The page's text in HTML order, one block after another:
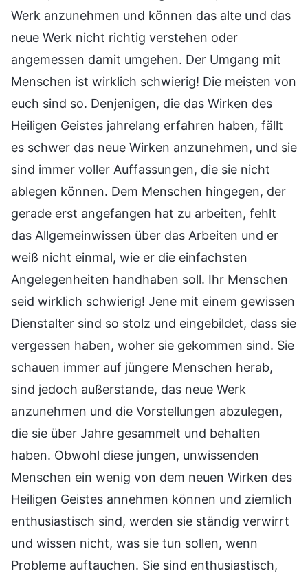
Werk anzunehmen und können das alte und das
neue Werk nicht richtig verstehen oder
angemessen damit umgehen. Der Umgang mit
Menschen ist wirklich schwierig! Die meisten von
euch sind so. Denjenigen, die das Wirken des
Heiligen Geistes jahrelang erfahren haben, fällt
es schwer das neue Wirken anzunehmen, und sie
sind immer voller Auffassungen, die sie nicht
ablegen können. Dem Menschen hingegen, der
gerade erst angefangen hat zu arbeiten, fehlt
das Allgemeinwissen über das Arbeiten und er
weiß nicht einmal, wie er die einfachsten
Angelegenheiten handhaben soll. Ihr Menschen
seid wirklich schwierig! Jene mit einem gewissen
Dienstalter sind so stolz und eingebildet, dass sie
vergessen haben, woher sie gekommen sind. Sie
schauen immer auf jüngere Menschen herab,
sind jedoch außerstande, das neue Werk
anzunehmen und die Vorstellungen abzulegen,
die sie über Jahre gesammelt und behalten
haben. Obwohl diese jungen, unwissenden
Menschen ein wenig von dem neuen Wirken des
Heiligen Geistes annehmen können und ziemlich
enthusiastisch sind, werden sie ständig verwirrt
und wissen nicht, was sie tun sollen, wenn
Probleme auftauchen. Sie sind enthusiastisch,